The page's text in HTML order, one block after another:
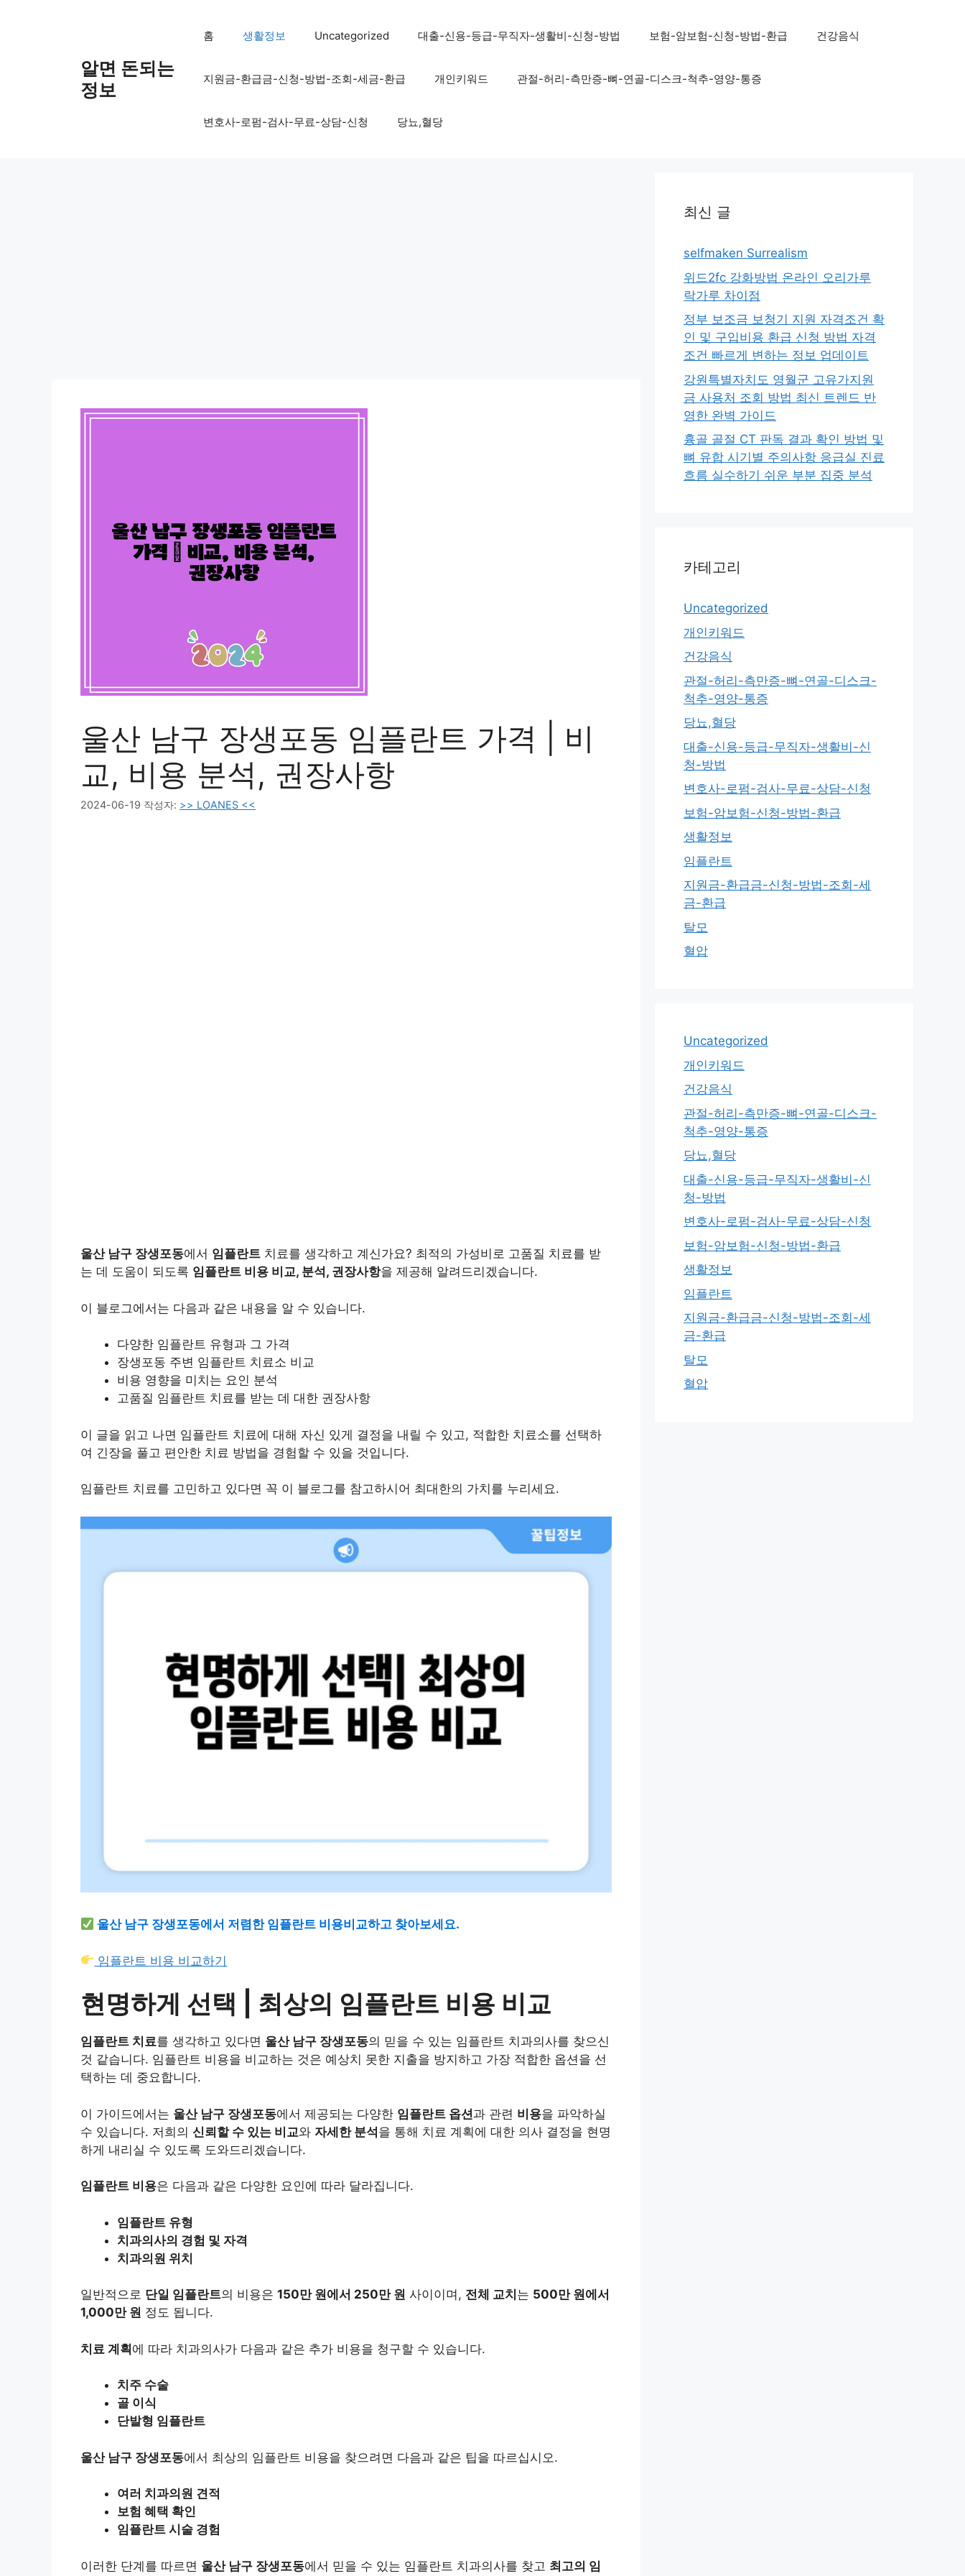
알면 돈되는
정보
홈 생활정보 Uncategorized 대출-신용-등급-무직자-생활비-신청-방법 보험-암보험-신청-방법-환급 건강음식
지원금-환급금-신청-방법-조회-세금-환급 개인키워드 관절-허리-측만증-뼈-연골-디스크-척추-영양-통증
변호사-로펌-검사-무료-상담-신청 당뇨,혈당
울산 남구 장생포동 임플란트 가격 | 비
교, 비용 분석, 권장사항
2024-06-19 작성자: >> LOANES <<
울산 남구 장생포동에서 임플란트 치료를 생각하고 계신가요? 최적의 가성비로 고품질 치료를 받
는 데 도움이 되도록 임플란트 비용 비교, 분석, 권장사항을 제공해 알려드리겠습니다.
이 블로그에서는 다음과 같은 내용을 알 수 있습니다.
다양한 임플란트 유형과 그 가격
장생포동 주변 임플란트 치료소 비교
비용 영향을 미치는 요인 분석
고품질 임플란트 치료를 받는 데 대한 권장사항
이 글을 읽고 나면 임플란트 치료에 대해 자신 있게 결정을 내릴 수 있고, 적합한 치료소를 선택하
여 긴장을 풀고 편안한 치료 방법을 경험할 수 있을 것입니다.
임플란트 치료를 고민하고 있다면 꼭 이 블로그를 참고하시어 최대한의 가치를 누리세요.
울산 남구 장생포동에서 저렴한 임플란트 비용비교하고 찾아보세요.
임플란트 비용 비교하기
현명하게 선택 | 최상의 임플란트 비용 비교
임플란트 치료를 생각하고 있다면 울산 남구 장생포동의 믿을 수 있는 임플란트 치과의사를 찾으신
것 같습니다. 임플란트 비용을 비교하는 것은 예상치 못한 지출을 방지하고 가장 적합한 옵션을 선
택하는 데 중요합니다.
이 가이드에서는 울산 남구 장생포동에서 제공되는 다양한 임플란트 옵션과 관련 비용을 파악하실
수 있습니다. 저희의 신뢰할 수 있는 비교와 자세한 분석을 통해 치료 계획에 대한 의사 결정을 현명
하게 내리실 수 있도록 도와드리겠습니다.
임플란트 비용은 다음과 같은 다양한 요인에 따라 달라집니다.
임플란트 유형
치과의사의 경험 및 자격
치과의원 위치
일반적으로 단일 임플란트의 비용은 150만 원에서 250만 원 사이이며, 전체 교치 는 500만 원에서
1,000만 원 정도 됩니다.
치료 계획에 따라 치과의사가 다음과 같은 추가 비용을 청구할 수 있습니다.
치주 수술
골 이식
단발형 임플란트
울산 남구 장생포동에서 최상의 임플란트 비용을 찾으려면 다음과 같은 팁을 따르십시오.
여러 치과의원 견적
보험 혜택 확인
임플란트 시술 경험
이러한 단계를 따르면 울산 남구 장생포동에서 믿을 수 있는 임플란트 치과의사를 찾고 최고의 임
최신 글
selfmaken Surrealism
위드2fc 강화방법 온라인 오리가루
락가루 차이점
정부 보조금 보청기 지원 자격조건 확
인 및 구입비용 환급 신청 방법 자격
조건 빠르게 변하는 정보 업데이트
강원특별자치도 영월군 고유가지원
금 사용처 조회 방법 최신 트렌드 반
영한 완벽 가이드
흉골 골절 CT 판독 결과 확인 방법 및
뼈 유합 시기별 주의사항 응급실 진료
흐름 실수하기 쉬운 부분 집중 분석
카테고리
Uncategorized
개인키워드
건강음식
관절-허리-측만증-뼈-연골-디스크-
척추-영양-통증
당뇨,혈당
대출-신용-등급-무직자-생활비-신
청-방법
변호사-로펌-검사-무료-상담-신청
보험-암보험-신청-방법-환급
생활정보
임플란트
지원금-환급금-신청-방법-조회-세
금-환급
탈모
혈압
Uncategorized
개인키워드
건강음식
관절-허리-측만증-뼈-연골-디스크-
척추-영양-통증
당뇨,혈당
대출-신용-등급-무직자-생활비-신
청-방법
변호사-로펌-검사-무료-상담-신청
보험-암보험-신청-방법-환급
생활정보
임플란트
지원금-환급금-신청-방법-조회-세
금-환급
탈모
혈압